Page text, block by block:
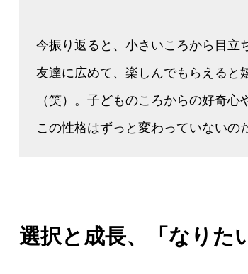
今振り返ると、小さいころから目立
友達に広めて、楽しんでもらえると
（笑）。子どものころからの好奇
この性格はずっと変わっていないの
選択と成長、「なりた